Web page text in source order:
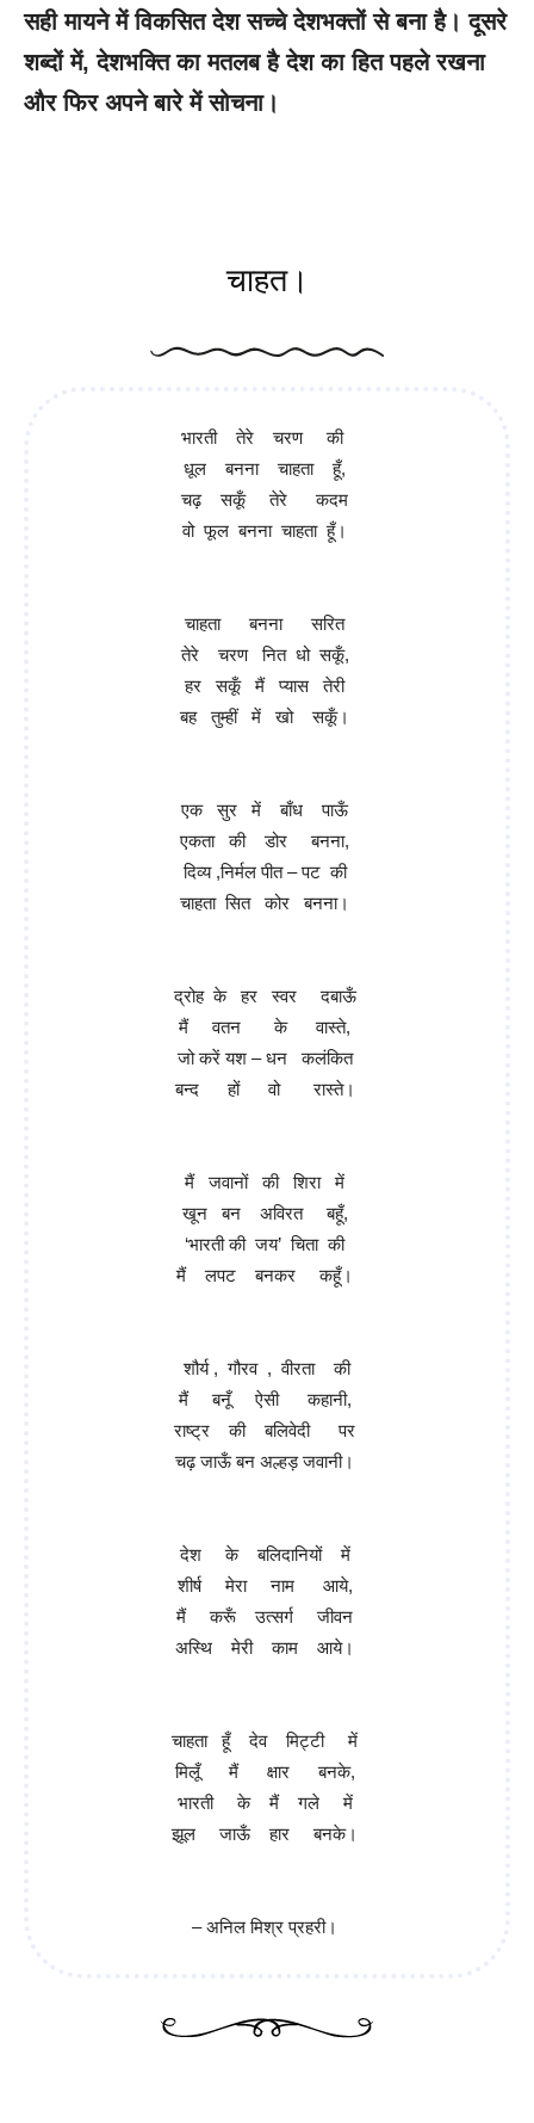
सही मायने में विकसित देश सच्चे देशभक्तों से बना है। दूसरे
शब्दों में, देशभक्ति का मतलब है देश का हित पहले रखना
और फिर अपने बारे में सोचना।
चाहत।
भारती तेरे चरण की
धूल बनना चाहता हूँ,
चढ़ सकूँ तेरे कदम
वो फूल बनना चाहता हूँ।
चाहता बनना सरित
तेरे चरण नित धो सकूँ,
हर सकूँ मैं प्यास तेरी
बह तुम्हीं में खो सकूँ।
एक सुर में बाँध पाऊँ
एकता की डोर बनना,
दिव्य ,निर्मल पीत – पट की
चाहता सित कोर बनना।
द्रोह के हर स्वर दबाऊँ
मैं वतन के वास्ते,
जो करें यश – धन कलंकित
बन्द हों वो रास्ते।
मैं जवानों की शिरा में
खून बन अविरत बहूँ,
‘भारती की जय’ चिता की
मैं लपट बनकर कहूँ।
शौर्य , गौरव , वीरता की
मैं बनूँ ऐसी कहानी,
राष्ट्र की बलिवेदी पर
चढ़ जाऊँ बन अल्हड़ जवानी।
देश के बलिदानियों में
शीर्ष मेरा नाम आये,
मैं करूँ उत्सर्ग जीवन
अस्थि मेरी काम आये।
चाहता हूँ देव मिट्टी में
मिलूँ मैं क्षार बनके,
भारती के मैं गले में
झूल जाऊँ हार बनके।
– अनिल मिश्र प्रहरी।